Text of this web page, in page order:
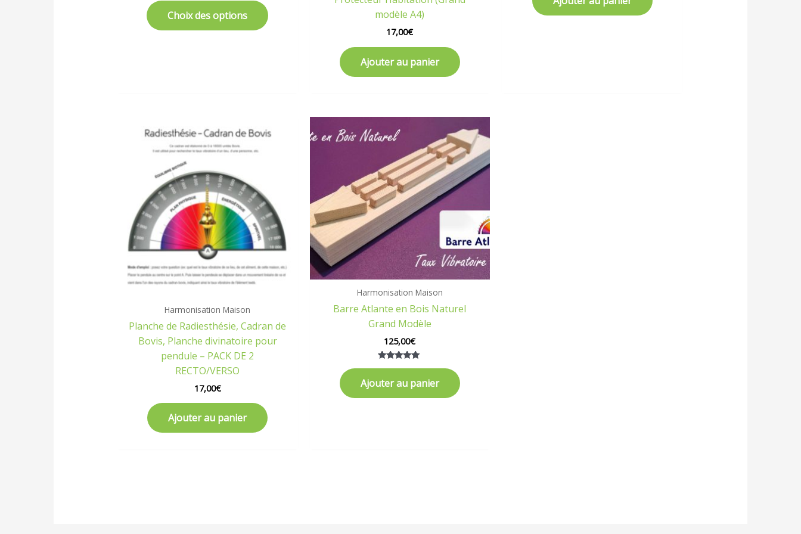
Choix des options
modèle A4)
17,00€
Ajouter au panier
Harmonisation Maison
Planche de Radiesthésie, Cadran de
Bovis, Planche divinatoire pour
pendule – PACK DE 2
RECTO/VERSO
17,00€
Ajouter au panier
Harmonisation Maison
Barre Atlante en Bois Naturel
Grand Modèle
125,00€
Note
sur 5
Ajouter au panier